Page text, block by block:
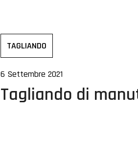
TAGLIANDO
6 Settembre 2021
Tagliando di